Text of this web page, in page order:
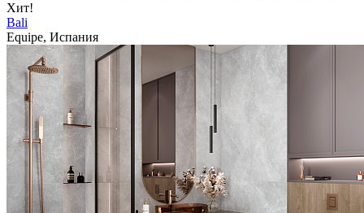
Хит!
Bali
Equipe, Испания